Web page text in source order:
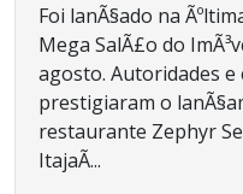
Foi lanÃ§ado na
Mega SalÃ£o do
agosto. Autoridades e
prestigiaram o
restaurante Zephyr
ItajaÃ­...